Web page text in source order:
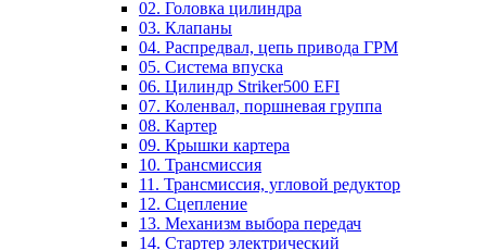
02. Головка цилиндра
03. Клапаны
04. Распредвал, цепь привода ГРМ
05. Система впуска
06. Цилиндр Striker500 EFI
07. Коленвал, поршневая группа
08. Картер
09. Крышки картера
10. Трансмиссия
11. Трансмиссия, угловой редуктор
12. Сцепление
13. Механизм выбора передач
14. Стартер электрический